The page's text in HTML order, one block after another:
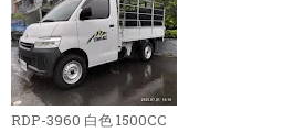
RDP-3960 白色 1500CC